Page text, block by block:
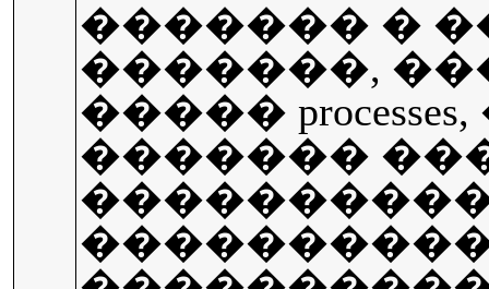
������� �
�������,
�����
�������